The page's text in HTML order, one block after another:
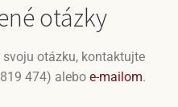
otázky
otázku, kontaktujte
474) alebo e-mailom.